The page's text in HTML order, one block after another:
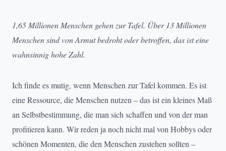
1,65 Millionen Menschen gehen zur Tafel. Über 13 Millionen
Menschen sind von Armut bedroht oder betroffen, das ist eine
wahnsinnig hohe Zahl.
Ich finde es mutig, wenn Menschen zur Tafel kommen. Es ist
eine Ressource, die Menschen nutzen – das ist ein kleines Maß
an Selbstbestimmung, die man sich schaffen und von der man
profitieren kann. Wir reden ja noch nicht mal von Hobbys oder
schönen Momenten, die den Menschen zustehen sollten –